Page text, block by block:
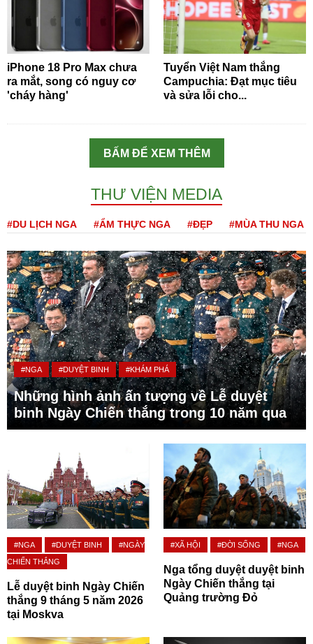
iPhone 18 Pro Max chưa
ra mắt, song có nguy cơ
'cháy hàng'
Tuyển Việt Nam thắng
Campuchia: Đạt mục tiêu
và sửa lỗi cho...
BẤM ĐỂ XEM THÊM
THƯ VIỆN MEDIA
#DU LỊCH NGA #ẨM THỰC NGA #ĐẸP #MÙA THU NGA
#NGA #DUYỆT BINH #KHÁM PHÁ
Những hình ảnh ấn tượng về Lễ duyệt
binh Ngày Chiến thắng trong 10 năm qua
#NGA #DUYỆT BINH
#NGÀY
CHIẾN THẮNG
Lễ duyệt binh Ngày Chiến
thắng 9 tháng 5 năm 2026
tại Moskva
#XÃ HỘI #ĐỜI SỐNG #NGA
Nga tổng duyệt duyệt binh
Ngày Chiến thắng tại
Quảng trường Đỏ